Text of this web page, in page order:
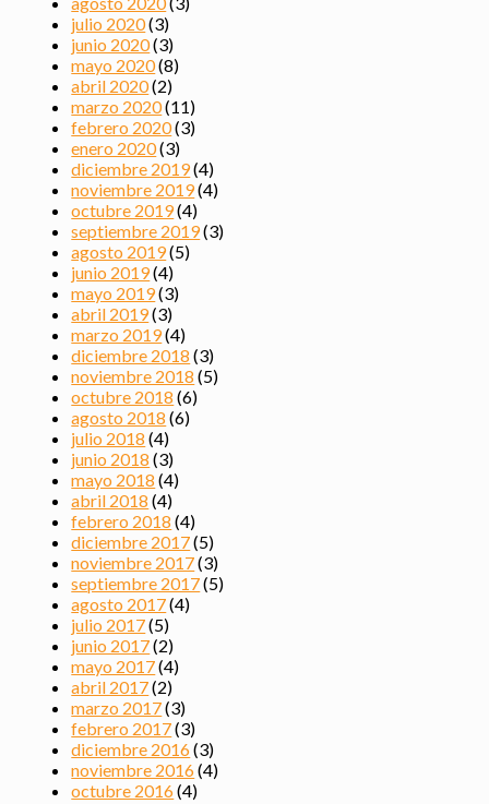
julio 2020(3)
junio 2020(3)
mayo 2020(8)
abril 2020(2)
marzo 2020(11)
febrero 2020(3)
enero 2020(3)
diciembre 2019(4)
noviembre 2019(4)
octubre 2019(4)
septiembre 2019(3)
agosto 2019(5)
junio 2019(4)
mayo 2019(3)
abril 2019(3)
marzo 2019(4)
diciembre 2018 (3)
noviembre 2018 (5)
octubre 2018 (6)
agosto 2018 (6)
julio 2018 (4)
junio 2018 (3)
mayo 2018 (4)
abril 2018 (4)
febrero 2018 (4)
diciembre 2017(5)
noviembre 2017(3)
septiembre 2017(5)
agosto 2017(4)
julio 2017(5)
junio 2017(2)
mayo 2017(4)
abril 2017(2)
marzo 2017(3)
febrero 2017(3)
diciembre 2016(3)
noviembre 2016(4)
octubre 2016(4)